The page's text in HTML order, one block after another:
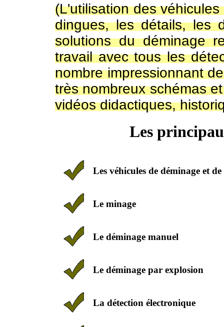
(L'utilisation des
dingues, les détails, les
solutions du déminage
travail avec tous les
nombre impressionnant
très nombreux schémas
vidéos didactiques,
Les
Les véhicules de déminage et
Le minage
Le déminage manuel
Le déminage par explosion
La détection électronique